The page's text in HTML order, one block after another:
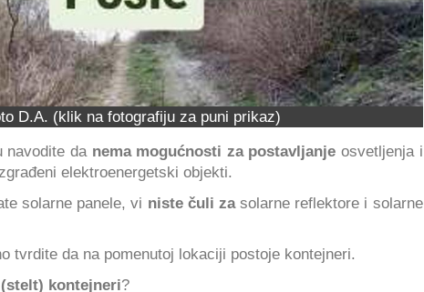
D.A. (klik na fotografiju za puni prikaz)
navodite da nema mogućnosti za postavljanje osvetljenja i
elektroenergetski objekti.
solarne panele, vi niste čuli zasolarne reflektore i solarne
tvrdite da na pomenutoj lokaciji postoje kontejneri.
kontejneri?